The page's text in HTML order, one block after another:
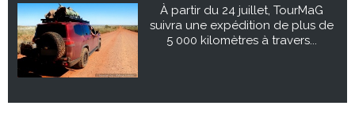
À partir du 24 juillet, TourMaG
suivra une expédition de plus de
5 000 kilomètres à travers...